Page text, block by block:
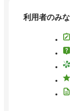
利用者のみ